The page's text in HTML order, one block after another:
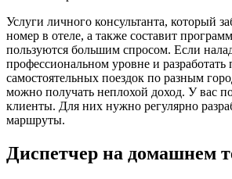
Услуги личного консультанта, который
номер в отеле, а также составит
пользуются большим спросом. Если
профессиональном уровне и
самостоятельных поездок по разным
можно получать неплохой доход. У вас
клиенты. Для них нужно регулярно
маршруты.
Диспетчер на домашнем